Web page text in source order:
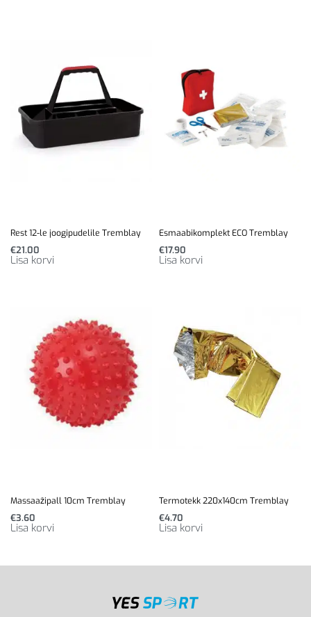
Rest 12-le joogipudelile Tremblay
€21.00
Lisa korvi
Esmaabikomplekt ECO Tremblay
€17.90
Lisa korvi
Massaažipall 10cm Tremblay
€3.60
Lisa korvi
Termotekk 220x140cm Tremblay
€4.70
Lisa korvi